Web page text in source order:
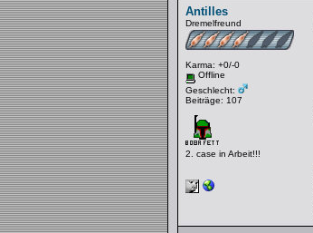
Antilles
Dremelfreund
Karma: +0/-0
Offline
Geschlecht:
Beiträge: 107
2. case in Arbeit!!!